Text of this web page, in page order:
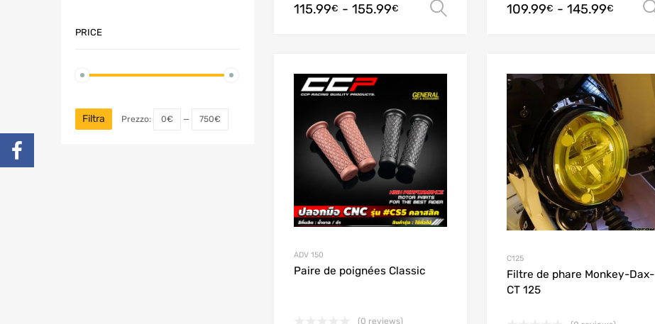
115.99€ - 155.99€ Scegli109.99€ - 145.99€
Add to Wishlist
ADV 150
Paire de poignées Classic
(0 reviews)
C125
Filtre de phare Monkey-Dax-
CT 125
PRICE
Filtra Prezzo: 0€ — 750€